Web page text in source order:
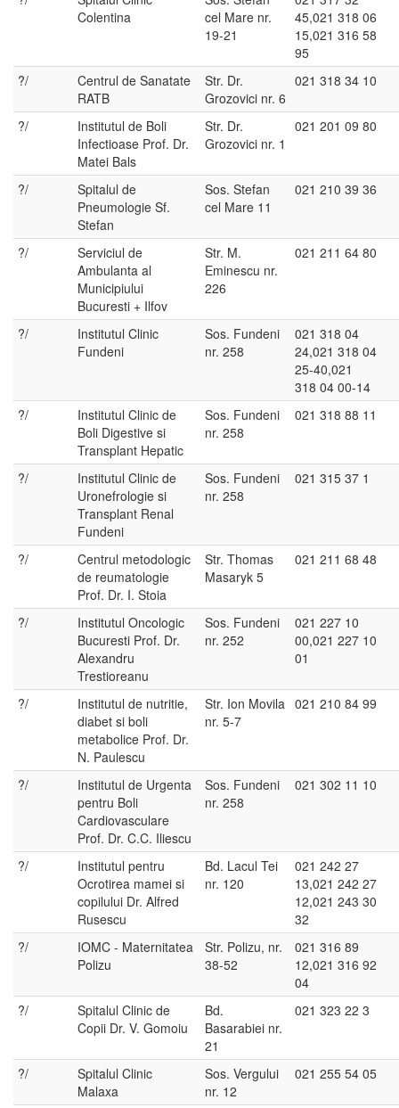
Colentina
cel Mare nr.
19-21
45,021 318 06
15,021 316 58
95
?/
Centrul de Sanatate
RATB
Str. Dr.
Grozovici nr. 6
021 318 34 10
?/
Institutul de Boli
Infectioase Prof. Dr.
Matei Bals
Str. Dr.
Grozovici nr. 1
021 201 09 80
?/
Spitalul de
Pneumologie Sf.
Stefan
Sos. Stefan
cel Mare 11
021 210 39 36
?/
Serviciul de
Ambulanta al
Municipiului
Bucuresti + Ilfov
Str. M.
Eminescu nr.
226
021 211 64 80
?/
Institutul Clinic
Fundeni
Sos. Fundeni
nr. 258
021 318 04
24,021 318 04
25-40,021
318 04 00-14
?/
Institutul Clinic de
Boli Digestive si
Transplant Hepatic
Sos. Fundeni
nr. 258
021 318 88 11
?/
Institutul Clinic de
Uronefrologie si
Transplant Renal
Fundeni
Sos. Fundeni
nr. 258
021 315 37 1
?/
Centrul metodologic
de reumatologie
Prof. Dr. I. Stoia
Str. Thomas
Masaryk 5
021 211 68 48
?/
Institutul Oncologic
Bucuresti Prof. Dr.
Alexandru
Trestioreanu
Sos. Fundeni
nr. 252
021 227 10
00,021 227 10
01
?/
Institutul de nutritie,
diabet si boli
metabolice Prof. Dr.
N. Paulescu
Str. Ion Movila
nr. 5-7
021 210 84 99
?/
Institutul de Urgenta
pentru Boli
Cardiovasculare
Prof. Dr. C.C. Iliescu
Sos. Fundeni
nr. 258
021 302 11 10
?/
Institutul pentru
Ocrotirea mamei si
copilului Dr. Alfred
Rusescu
Bd. Lacul Tei
nr. 120
021 242 27
13,021 242 27
12,021 243 30
32
?/
IOMC - Maternitatea
Polizu
Str. Polizu, nr.
38-52
021 316 89
12,021 316 92
04
?/
Spitalul Clinic de
Copii Dr. V. Gomoiu
Bd.
Basarabiei nr.
21
021 323 22 3
?/
Spitalul Clinic
Malaxa
Sos. Vergului
nr. 12
021 255 54 05